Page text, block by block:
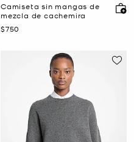
Camiseta sin mangas de
mezcla de cachemira
Ahora
$750